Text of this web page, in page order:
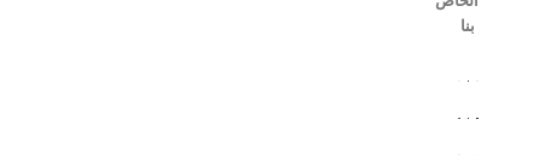
بنا